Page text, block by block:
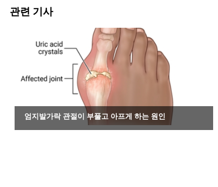
관련 기사
엄지발가락 관절이 부풀고 아프게 하는 원인